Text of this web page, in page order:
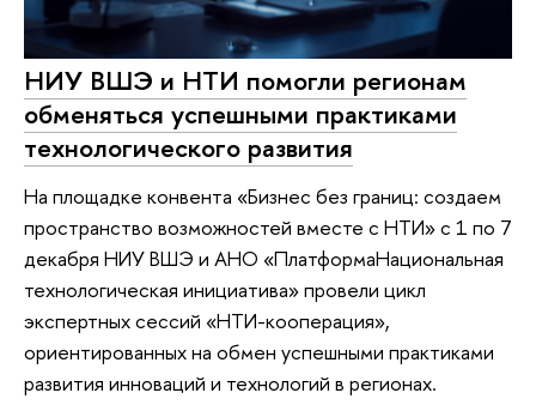
НИУ ВШЭ и НТИ помогли регионам
обменяться успешными практиками
технологического развития
На площадке конвента «Бизнес без границ: создаем
пространство возможностей вместе с НТИ» с 1 по 7
декабря НИУ ВШЭ и АНО «ПлатформаНациональная
технологическая инициатива» провели цикл
экспертных сессий «НТИ-кооперация»,
ориентированных на обмен успешными практиками
развития инноваций и технологий в регионах.